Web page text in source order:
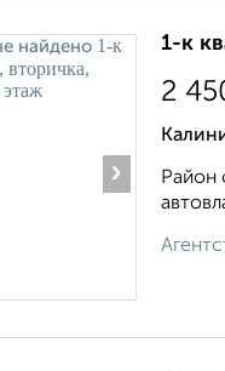
›
1-к
2
Район